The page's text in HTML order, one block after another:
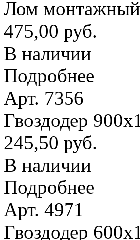
Лом
475,00 руб.
В наличии
Подробнее
Арт. 7356
Гвоздодер
245,50 руб.
В наличии
Подробнее
Арт. 4971
Гвоздодер